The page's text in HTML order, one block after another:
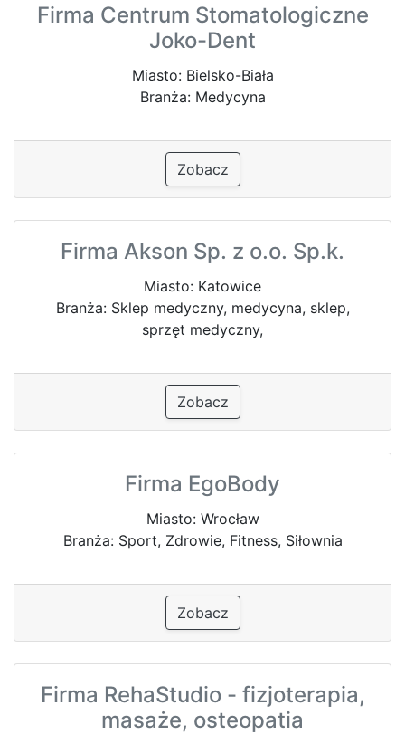
Firma Centrum Stomatologiczne
Joko-Dent
Miasto: Bielsko-Biała
Branża: Medycyna
Zobacz
Firma Akson Sp. z o.o. Sp.k.
Miasto: Katowice
Branża: Sklep medyczny, medycyna, sklep,
sprzęt medyczny,
Zobacz
Firma EgoBody
Miasto: Wrocław
Branża: Sport, Zdrowie, Fitness, Siłownia
Zobacz
Firma RehaStudio - fizjoterapia,
masaże, osteopatia